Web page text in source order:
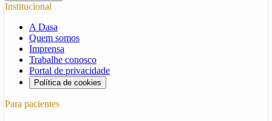
Institucional
A Dasa
Quem somos
Imprensa
Trabalhe conosco
Portal de privacidade
Política de cookies
Para pacientes